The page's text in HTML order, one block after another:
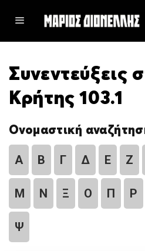
Κρήτης 103.1
Ονομαστική
Α Β Γ Δ Ε Ζ
Μ Ν Ξ Ο Π Ρ
Ψ